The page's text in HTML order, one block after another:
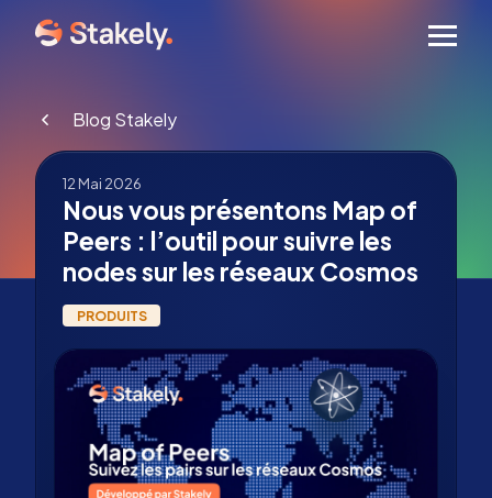
Blog Stakely
12 Mai 2026
Nous vous présentons Map of
Peers : l’outil pour suivre les
nodes sur les réseaux Cosmos
PRODUITS